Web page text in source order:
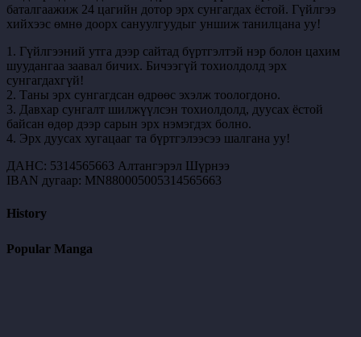
баталгаажиж 24 цагийн дотор эрх сунгагдах ёстой. Гүйлгээ
хийхээс өмнө доорх сануулгуудыг уншиж танилцана уу!
1. Гүйлгээний утга дээр сайтад бүртгэлтэй нэр болон цахим
шуудангаа заавал бичих. Бичээгүй тохиолдолд эрх
сунгагдахгүй!
2. Таны эрх сунгагдсан өдрөөс эхэлж тоологдоно.
3. Давхар сунгалт шилжүүлсэн тохиолдолд, дуусах ёстой
байсан өдөр дээр сарын эрх нэмэгдэх болно.
4. Эрх дуусах хугацааг та бүртгэлээсээ шалгана уу!
ДАНС: 5314565663 Алтангэрэл Шүрнээ
IBAN дугаар: MN880005005314565663
History
Popular Manga